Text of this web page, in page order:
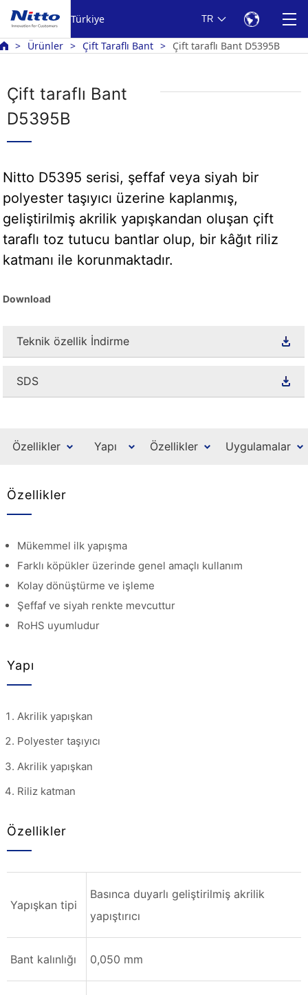
Türkiye TR
Ürünler Çift Taraflı Bant Çift taraflı Bant D5395B
Çift taraflı Bant
D5395B
Nitto D5395 serisi, şeffaf veya siyah bir
polyester taşıyıcı üzerine kaplanmış,
geliştirilmiş akrilik yapışkandan oluşan çift
taraflı toz tutucu bantlar olup, bir kâğıt riliz
katmanı ile korunmaktadır.
Download
Teknik özellik İndirme
SDS
Özellikler Yapı Özellikler Uygulamalar
Özellikler
Mükemmel ilk yapışma
Farklı köpükler üzerinde genel amaçlı kullanım
Kolay dönüştürme ve işleme
Şeffaf ve siyah renkte mevcuttur
RoHS uyumludur
Yapı
Akrilik yapışkan
Polyester taşıyıcı
Akrilik yapışkan
Riliz katman
Özellikler
Yapışkan tipi
Basınca duyarlı geliştirilmiş akrilik
yapıştırıcı
Bant kalınlığı 0,050 mm